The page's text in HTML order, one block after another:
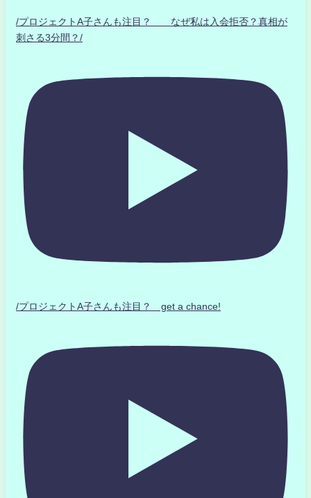
/プロジェクトA子さんも注目？ なぜ私は入会拒否？真相が
刺さる3分間？/
/プロジェクトA子さんも注目？ get a chance!